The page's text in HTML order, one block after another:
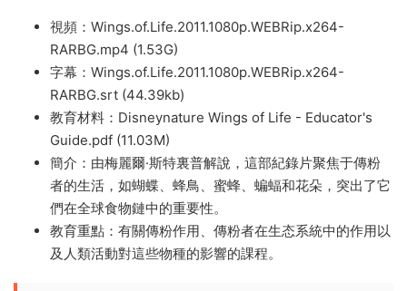
視頻：Wings.of.Life.2011.1080p.WEBRip.x264-
RARBG.mp4 (1.53G)
字幕：Wings.of.Life.2011.1080p.WEBRip.x264-
RARBG.srt (44.39kb)
教育材料：Disneynature Wings of Life - Educator's
Guide.pdf (11.03M)
簡介：由梅麗爾·斯特裏普解說，這部紀錄片聚焦于傳粉
者的生活，如蝴蝶、蜂鳥、蜜蜂、蝙蝠和花朵，突出了它
們在全球食物鏈中的重要性。
教育重點：有關傳粉作用、傳粉者在生态系統中的作用以
及人類活動對這些物種的影響的課程。